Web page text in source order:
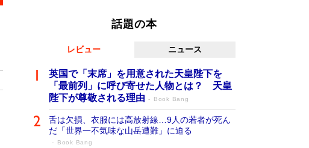
話題の本
レビュー ニュース
英国で「末席」を用意された天皇陛下を
「最前列」に呼び寄せた人物とは？ 天皇
陛下が尊敬される理由
Book Bang
舌は欠損、衣服には高放射線…9人の若者が死ん
だ「世界一不気味な山岳遭難」に迫る
Book Bang